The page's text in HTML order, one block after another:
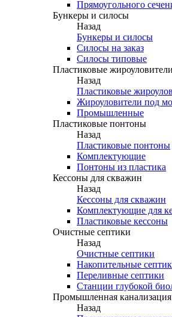
Прямоугольного
Бункеры и силосы
Назад
Бункеры и силосы
Силосы на заказ
Силосы типовые
Пластиковые жироуловители
Назад
Пластиковые
Жироуловители под
Промышленные
Пластиковые понтоны
Назад
Пластиковые понтоны
Комплектующие
Понтоны из пластика
Кессоны для скважин
Назад
Кессоны для скважин
Комплектующие для
Пластиковые кессоны
Очистные септики
Назад
Очистные септики
Накопительные
Переливные септики
Станции глубокой
Промышленная канализация
Назад